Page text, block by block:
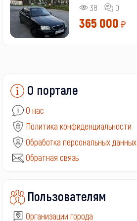
38 0
365 000 ₽
О портале
О нас
Политика конфиденциальности
Обработка персональных данных
Обратная связь
Пользователям
Организации города